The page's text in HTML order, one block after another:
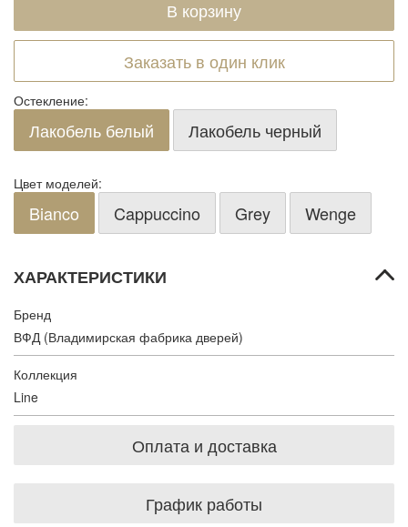
Заказать в один клик
Остекление:
Лакобель белый Лакобель черный
Цвет моделей:
Bianco Cappuccino Grey Wenge
ХАРАКТЕРИСТИКИ
Бренд
ВФД (Владимирская фабрика дверей)
Коллекция
Line
Оплата и доставка
График работы